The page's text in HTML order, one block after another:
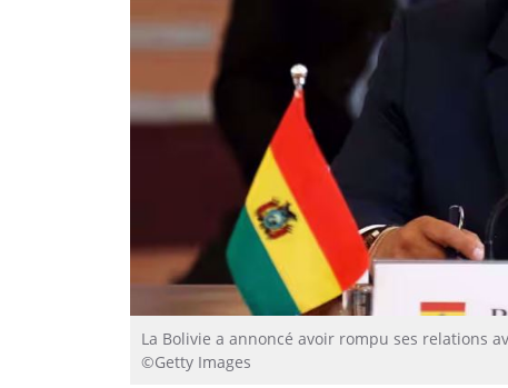
La Bolivie a annoncé avoir rompu ses relations
©Getty Images